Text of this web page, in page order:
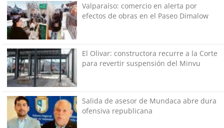
Valparaíso: comercio en alerta por
efectos de obras en el Paseo Dimalow
El Olivar: constructora recurre a la Corte
para revertir suspensión del Minvu
Salida de asesor de Mundaca abre dura
ofensiva republicana